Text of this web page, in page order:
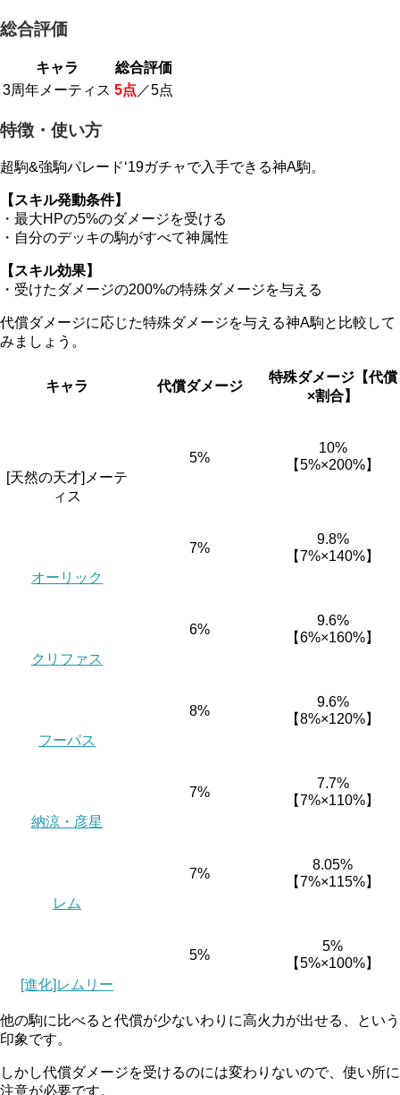
総合評価
キャラ
総合評価
3周年メーティス 5点 ／5点
特徴・使い方
超駒&強駒パレード‘19ガチャで入手できる神A駒。
【スキル発動条件】
・最大HPの5%のダメージを受ける
・自分のデッキの駒がすべて神属性
【スキル効果】
・受けたダメージの200%の特殊ダメージを与える
代償ダメージに応じた特殊ダメージを与える神A駒と比較して
みましょう。
キャラ 代償ダメージ
特殊ダメージ【代償
×割合】
[天然の天才]メーテ
ィス
5%
10%
【5%×200%】
オーリック
7%
9.8%
【7%×140%】
クリファス
6%
9.6%
【6%×160%】
フーパス
8%
9.6%
【8%×120%】
納涼・彦星
7%
7.7%
【7%×110%】
レム
7%
8.05%
【7%×115%】
[進化]レムリー
5%
5%
【5%×100%】
他の駒に比べると代償が少ないわりに高火力が出せる、という
印象です。
しかし代償ダメージを受けるのには変わりないので、使い所に
注意が必要です。